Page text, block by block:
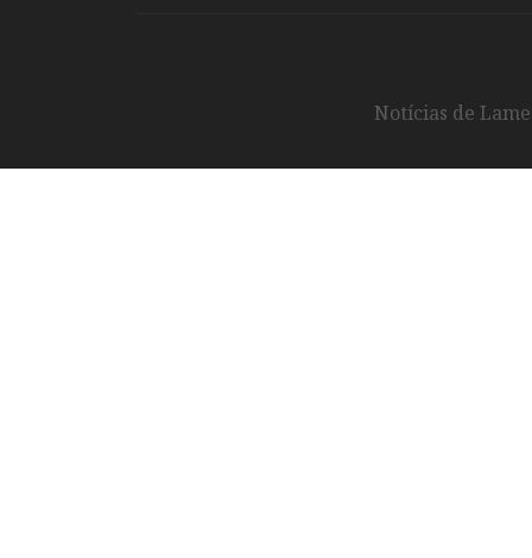
Notícias de